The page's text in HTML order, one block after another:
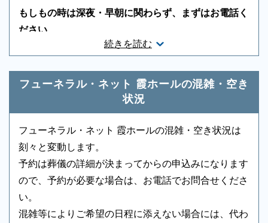
音響、照明設備 -
親族控室 - 宗教者控室 -
アメニティセット
テレビ - 多目的トイレ
ロビー - エレベーター
続きを読む
もしもの時は深夜・早朝に関わらず、まずはお電話く
ださい
ご状況・ご希望などをお伺いしながら段取りを進めま
配、ご安置先（霊安室・安置室）などについても、ご
フューネラル・ネット 霞ホールの混雑・空き
状況
フューネラル・ネット 霞ホールの混雑・空き状況は
刻々と変動します。
予約は葬儀の詳細が決まってからの申込みになります
ので、予約が必要な場合は、お電話でお問合せくださ
い。
混雑等によりご希望の日程に添えない場合には、代わ